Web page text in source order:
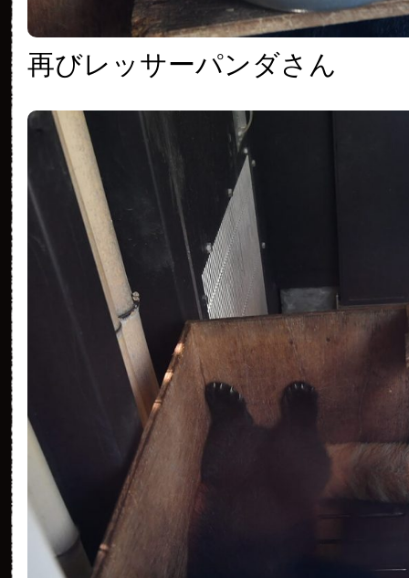
再びレッサーパンダさん